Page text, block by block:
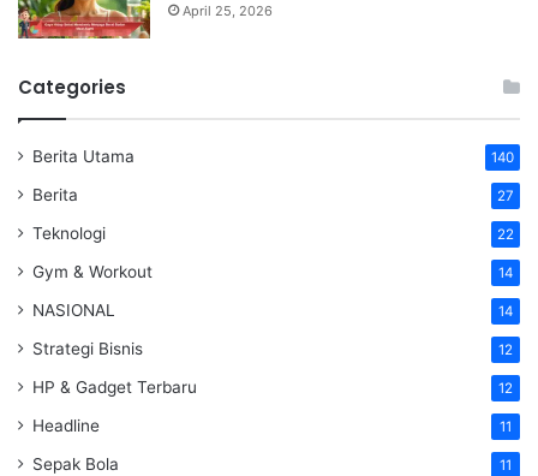
April 25, 2026
Categories
Berita Utama 140
Berita 27
Teknologi 22
Gym & Workout 14
NASIONAL 14
Strategi Bisnis 12
HP & Gadget Terbaru 12
Headline 11
Sepak Bola 11